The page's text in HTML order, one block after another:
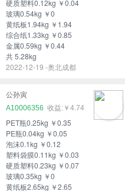
硬质塑料0.12kg ￥0.04
玻璃0.54kg ￥0
黄纸板1.94kg ￥1.94
综合纸1.33kg ￥0.85
金属0.59kg ￥0.44
共 5.28kg
2022-12-19 -奥北成都
公孙寅
A10006356
￥4.74
PET瓶0.25kg ￥0.35
PE瓶0.04kg ￥0.05
泡沫0.1kg ￥0.12
塑料袋膜0.11kg ￥0.03
硬质塑料0.23kg ￥0.07
玻璃0.35kg ￥0
黄纸板2.65kg ￥2.65